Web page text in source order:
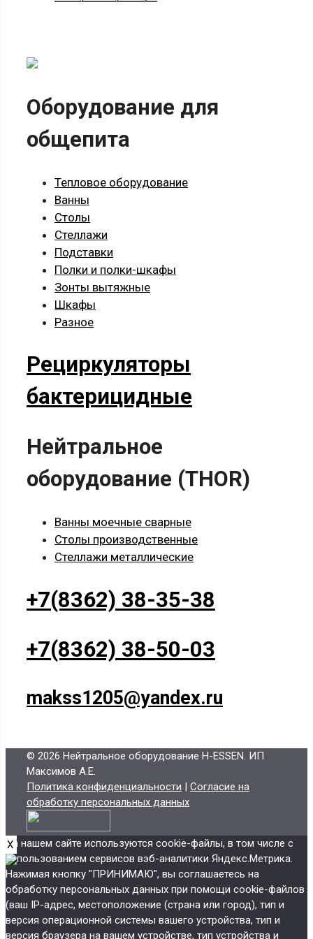
выбрать
на
Оборудование для
общепита
Тепловое оборудование
Ванны
Столы
Стеллажи
Подставки
Полки и полки-шкафы
Зонты вытяжные
Шкафы
Разное
Рециркуляторы
бактерицидные
Нейтральное
оборудование (THOR)
Ванны моечные сварные
Столы производственные
Стеллажи металлические
+7(8362) 38-35-38
+7(8362) 38-50-03
makss1205@yandex.ru
© 2026 Нейтральное оборудование H-ESSEN. ИП
Максимов А.Е.
Политика конфиденциальности
Согласие на
обработку персональных данных
X
На нашем сайте используются cookie-файлы, в том числе с
использованием сервисов вэб-аналитики Яндекс.Метрика.
Нажимая кнопку "ПРИНИМАЮ", вы соглашаетесь на
обработку персональных данных при помощи cookie-файлов
(ваш IP-адрес, местоположение (страна или город), тип и
версия операционной системы вашего устройства, тип и
версия браузера на вашем устройстве, тип устройства и